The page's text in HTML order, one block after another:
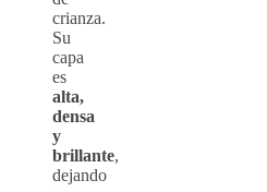
crianza.
Su
capa
es
alta,
densa
y
brillante,
dejando